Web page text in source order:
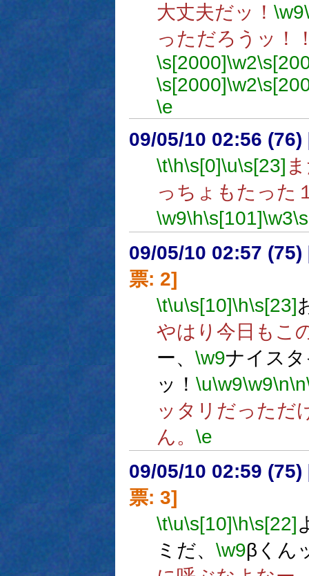
大丈夫だッ！ \w9
っただろうッ！
\s[2000]\w2
\s[2000]\w2
\e
09/05/10 02:56 (76)
\t\h\s[0]\u\s[23]
っちょもたった
\w9\h\s[101]\w3
09/05/10 02:57 (75)
票: 2]
\t\u\s[10]\h\s[23]
やはり今日もこ
ー、 \w9ナイス
ッ！ \u\w9\w9\n\n
ッタリだっただ
ん。 \e
09/05/10 02:59 (75)
票: 3]
\t\u\s[10]\h\s[22]
ミだ、 \w9βくん